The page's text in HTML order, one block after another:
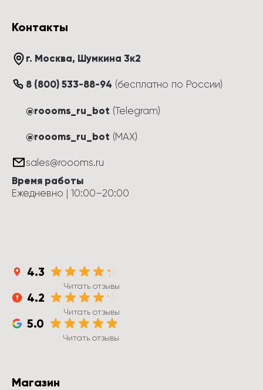
Контакты
г. Москва, Шумкина 3к2
8 (800) 533-88-94 (бесплатно по России)
@roooms_ru_bot (Telegram)
@roooms_ru_bot (MAX)
sales@roooms.ru
Время работы
Ежедневно | 10:00–20:00
4.3
Читать отзывы
4.2
Читать отзывы
5.0
Читать отзывы
Магазин